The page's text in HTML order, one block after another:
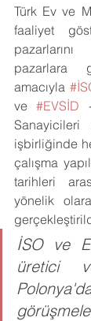
Türk Ev ve
faaliyet
pazarlara
amacıyla
ve #EVSİD
Sanayicileri
işbirliğinde
çalışma
tarihleri
yönelik
İSO ve
üretici